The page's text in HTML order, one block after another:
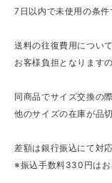
7日以内で未使用の条件
送料の往復費用につい
お客様負担となります
同商品でサイズ交換の際
他のサイズの在庫が品
差額は銀行振込にて対
※振込手数料330円はお